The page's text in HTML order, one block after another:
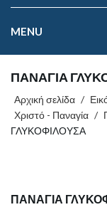
MENU
ΠΑΝΑΓΙΑ
Αρχική σελίδα /
Χριστό - Παναγία /
ΓΛΥΚΟΦΙΛΟΥΣΑ
ΠΑΝΑΓΙΑ